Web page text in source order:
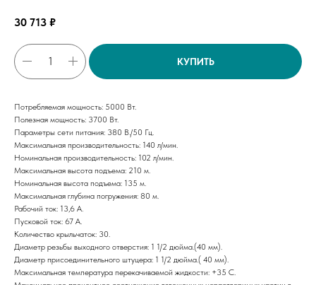
30 713 ₽
КУПИТЬ
Потребляемая мощность: 5000 Вт.
Полезная мощность: 3700 Вт.
Параметры сети питания: 380 В./50 Гц.
Максимальная производительность: 140 л/мин.
Номинальная производительность: 102 л/мин.
Максимальная высота подъема: 210 м.
Номинальная высота подъема: 135 м.
Максимальная глубина погружения: 80 м.
Рабочий ток: 13,6 А.
Пусковой ток: 67 А.
Количество крыльчаток: 30.
Диаметр резьбы выходного отверстия: 1 1/2 дюйма.(40 мм).
Диаметр присоединительного штуцера: 1 1/2 дюйма.( 40 мм).
Максимальная температура перекачиваемой жидкости: +35 С.